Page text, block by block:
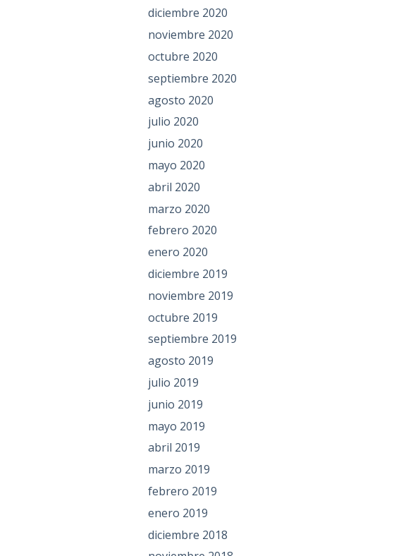
diciembre 2020
noviembre 2020
octubre 2020
septiembre 2020
agosto 2020
julio 2020
junio 2020
mayo 2020
abril 2020
marzo 2020
febrero 2020
enero 2020
diciembre 2019
noviembre 2019
octubre 2019
septiembre 2019
agosto 2019
julio 2019
junio 2019
mayo 2019
abril 2019
marzo 2019
febrero 2019
enero 2019
diciembre 2018